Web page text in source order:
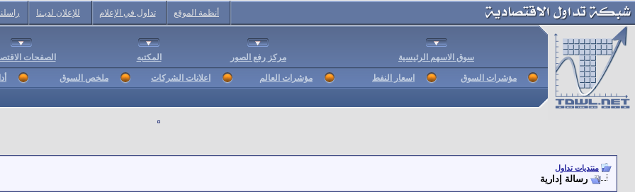
أنظمة الموقع تداول في الإعلام للإعلان لديـنا
سوق الاسهم الرئيسية مركز رفع الصور المكتبه الصفحات
مؤشرات السوق اسعار النفط مؤشرات العالم اعلانات الشركات ملخص السوق
منتديات تداول
رسالة إدارية